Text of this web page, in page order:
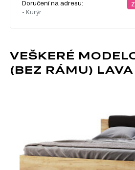
Doručení na adresu:
- Kurýr
VEŠKERÉ
(BEZ RÁMU)